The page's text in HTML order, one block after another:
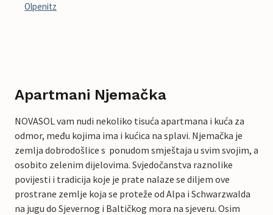
Olpenitz
Apartmani Njemačka
NOVASOL vam nudi nekoliko tisuća apartmana i kuća za
odmor, među kojima ima i kućica na splavi. Njemačka je
zemlja dobrodošlice s ponudom smještaja u svim svojim, a
osobito zelenim dijelovima. Svjedočanstva raznolike
povijesti i tradicija koje je prate nalaze se diljem ove
prostrane zemlje koja se proteže od Alpa i Schwarzwalda
na jugu do Sjevernog i Baltičkog mora na sjeveru. Osim